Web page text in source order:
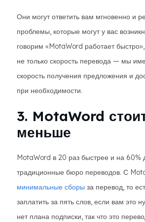
Они могут ответить вам мгновенно и
проблемы, которые могут у вас
говорим «MotaWord работает
не только скорость перевода — мы
скорость получения предложения и
при необходимости.
3. MotaWord
меньше
MotaWord в 20 раз быстрее и на 60%
традиционные бюро переводов. С
минимальные сборы за перевод, то
заплатить за пять слов, если вам это
нет плана подписки, так что это